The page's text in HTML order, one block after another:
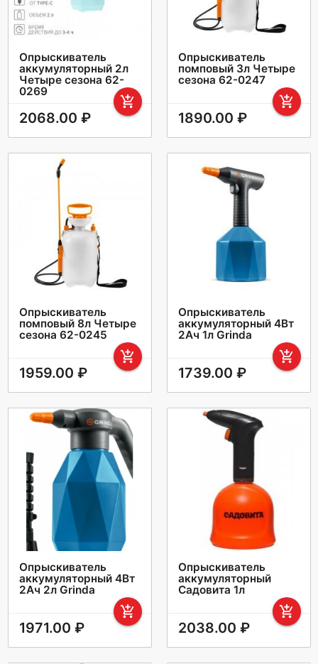
Опрыскиватель
аккумуляторный 2л
Четыре сезона 62-
0269
add_shopping_cart
2068.00 ₽
Опрыскиватель
помповый 3л Четыре
сезона 62-0247
add_shopping_cart
1890.00 ₽
Опрыскиватель
помповый 8л Четыре
сезона 62-0245
add_shopping_cart
1959.00 ₽
Опрыскиватель
аккумуляторный 4Вт
2Ач 1л Grinda
add_shopping_cart
1739.00 ₽
Опрыскиватель
аккумуляторный 4Вт
2Ач 2л Grinda
add_shopping_cart
1971.00 ₽
Опрыскиватель
аккумуляторный
Садовита 1л
add_shopping_cart
2038.00 ₽